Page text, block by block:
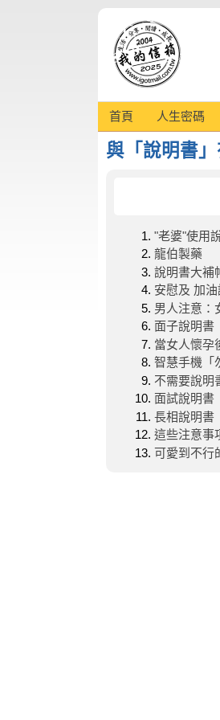
首頁 人生密碼
與「說明書
"老婆"使用
龍伯製藥
說明書大補
安慰及 加
男人注意：
面子說明書
當女人懷孕
智慧手機「
不需要說明
面試說明書
長相說明書
這些注意事
可愛到不行